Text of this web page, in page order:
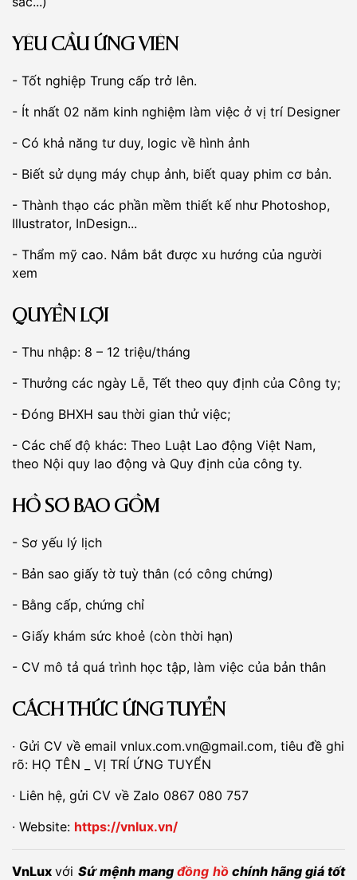
YÊU CẦU ỨNG VIÊN
- Tốt nghiệp Trung cấp trở lên.
- Ít nhất 02 năm kinh nghiệm làm việc ở vị trí Designer
- Có khả năng tư duy, logic về hình ảnh
- Biết sử dụng máy chụp ảnh, biết quay phim cơ bản.
- Thành thạo các phần mềm thiết kế như Photoshop,
Illustrator, InDesign...
- Thẩm mỹ cao. Nắm bắt được xu hướng của người
xem
QUYỀN LỢI
- Thu nhập: 8 – 12 triệu/tháng
- Thưởng các ngày Lễ, Tết theo quy định của Công ty;
- Đóng BHXH sau thời gian thử việc;
- Các chế độ khác: Theo Luật Lao động Việt Nam,
theo Nội quy lao động và Quy định của công ty.
HỒ SƠ BAO GỒM
- Sơ yếu lý lịch
- Bản sao giấy tờ tuỳ thân (có công chứng)
- Bằng cấp, chứng chỉ
- Giấy khám sức khoẻ (còn thời hạn)
- CV mô tả quá trình học tập, làm việc của bản thân
CÁCH THỨC ỨNG TUYỂN
· Gửi CV về email vnlux.com.vn@gmail.com, tiêu đề ghi
rõ: HỌ TÊN _ VỊ TRÍ ỨNG TUYỂN
· Liên hệ, gửi CV về Zalo 0867 080 757
· Website: https://vnlux.vn/
VnLux với Sứ mệnh mang đồng hồ chính hãng giá tốt